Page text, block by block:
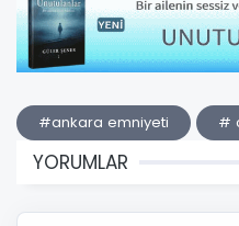
#ankara emniyeti #
YORUMLAR